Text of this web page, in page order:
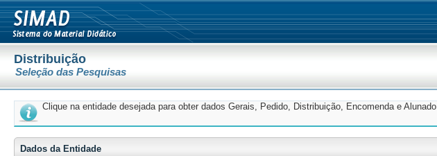
Distribuição
Seleção das Pesquisas
Clique na entidade desejada para obter dados Gerais, Pedido, Distribuição, Encomenda e Alunado
Dados da Entidade